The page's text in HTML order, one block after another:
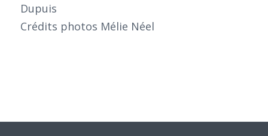
Dupuis
Crédits photos Mélie Néel